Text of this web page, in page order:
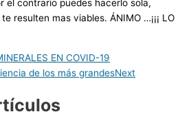
el contrario puedes hacerlo sola,
resulten mas viables. ÁNIMO …¡¡¡ LO
EN COVID-19
de los más grandesNext